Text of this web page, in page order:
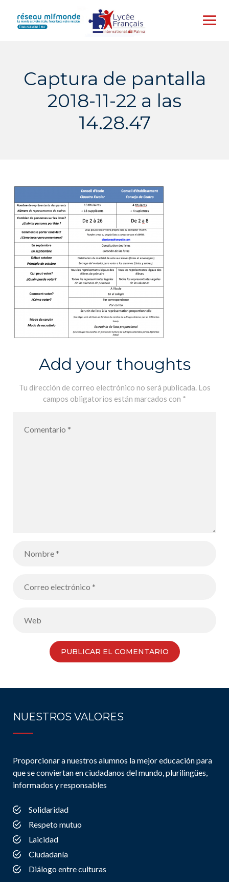
content
Captura de pantalla
2018-11-22 a las
14.28.47
Add your thoughts
Tu dirección de correo electrónico no será publicada. Los
campos obligatorios están marcados con *
NUESTROS VALORES
Proporcionar a nuestros alumnos la mejor educación para
que se conviertan en ciudadanos del mundo, plurilingües,
informados y responsables
Solidaridad
Respeto mutuo
Laicidad
Ciudadanía
Diálogo entre culturas